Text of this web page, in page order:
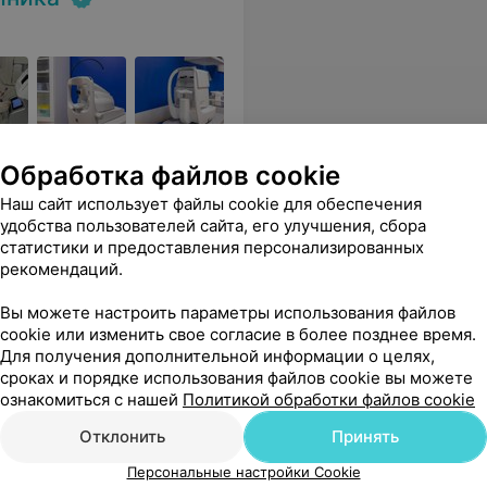
медицинских услуг:
Лапароскопическая
продольная резекция
от 5 093,74 руб.
от 4
буду рекомендовать данную клинику к посещению своим знакомым, которые приедут отдыхать в белорусский санаторий в этом году... Еще
Обработка файлов cookie
Наш сайт использует файлы cookie для обеспечения
удобства пользователей сайта, его улучшения, сбора
статистики и предоставления персонализированных
рекомендаций.
Вы можете настроить параметры использования файлов
cookie или изменить свое согласие в более позднее время.
Для получения дополнительной информации о целях,
сроках и порядке использования файлов cookie вы можете
ознакомиться с нашей Политикой обработки файлов cookie
Отклонить
Принять
Персональные настройки Cookie